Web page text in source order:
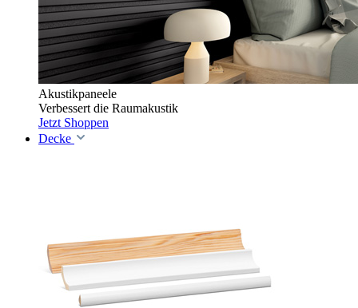
Akustikpaneele
Verbessert die Raumakustik
Jetzt Shoppen
Decke